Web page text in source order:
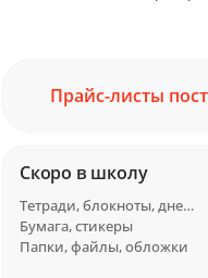
Прайс-листы
Скоро в школу
Тетради, блокноты, дневники
Бумага, стикеры
Папки, файлы, обложки